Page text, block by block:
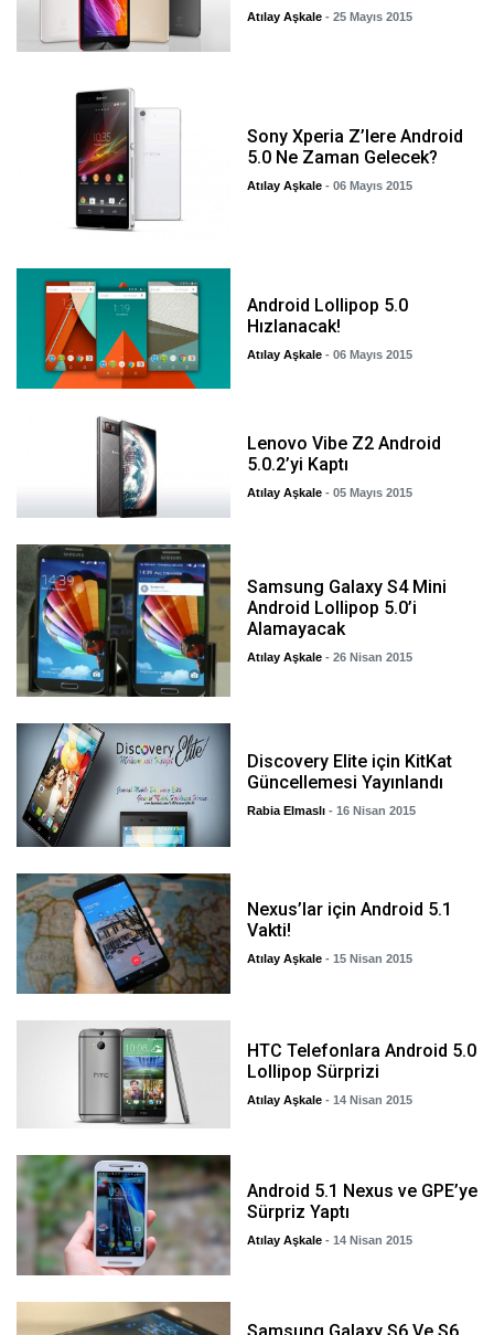
Atılay Aşkale - 25 Mayıs 2015
Sony Xperia Z’lere Android
5.0 Ne Zaman Gelecek?
Atılay Aşkale - 06 Mayıs 2015
Android Lollipop 5.0
Hızlanacak!
Atılay Aşkale - 06 Mayıs 2015
Lenovo Vibe Z2 Android
5.0.2’yi Kaptı
Atılay Aşkale - 05 Mayıs 2015
Samsung Galaxy S4 Mini
Android Lollipop 5.0’i
Alamayacak
Atılay Aşkale - 26 Nisan 2015
Discovery Elite için KitKat
Güncellemesi Yayınlandı
Rabia Elmaslı - 16 Nisan 2015
Nexus’lar için Android 5.1
Vakti!
Atılay Aşkale - 15 Nisan 2015
HTC Telefonlara Android 5.0
Lollipop Sürprizi
Atılay Aşkale - 14 Nisan 2015
Android 5.1 Nexus ve GPE’ye
Sürpriz Yaptı
Atılay Aşkale - 14 Nisan 2015